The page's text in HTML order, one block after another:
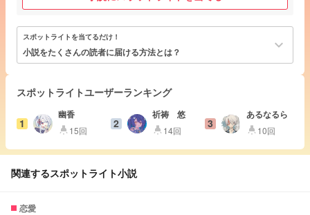
スポットライトを当てるだけ！
小説をたくさんの読者に届ける方法とは？ keyboard_arrow_down
スポットライトユーザーランキング
1
幽香
highlight 15回 2
祈祷 悠
highlight 14回 3
あるなるら
highlight 10回
関連するスポットライト小説
恋愛